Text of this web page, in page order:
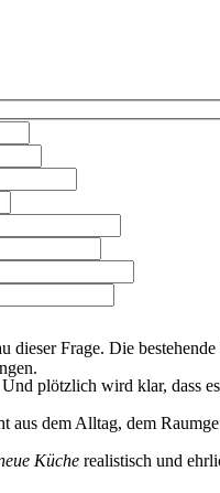
dieser Frage. Die
plötzlich wird klar, dass
aus dem Alltag, dem
Küche realistisch und